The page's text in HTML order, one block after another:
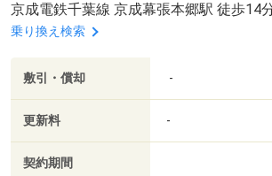
京成電鉄千葉線 京成幕張本郷駅 徒歩14
乗り換え検索
敷引・償却 -
更新料 -
契約期間